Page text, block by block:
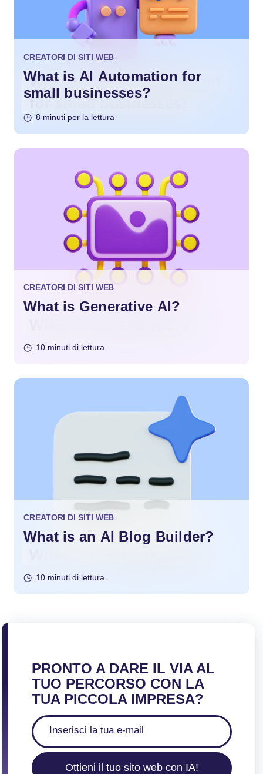
CREATORI DI SITI WEB
What is AI Automation for
small businesses?
8 minuti per la lettura
CREATORI DI SITI WEB
What is Generative AI?
10 minuti di lettura
CREATORI DI SITI WEB
What is an AI Blog Builder?
10 minuti di lettura
PRONTO A DARE IL VIA AL
TUO PERCORSO CON LA
TUA PICCOLA IMPRESA?
Ottieni il tuo sito web con IA!